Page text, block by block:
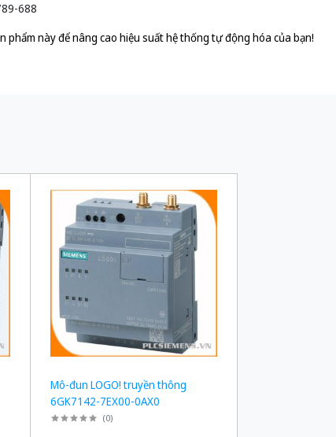
688
phẩm này để nâng cao hiệu suất hệ thống tự động hóa của bạn!
Mô-đun LOGO! truyền thông
6GK7142-7EX00-0AX0
(0)